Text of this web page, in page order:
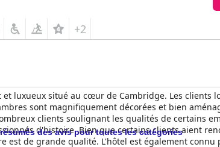
+2
luxueux situé au cœur de Cambridge. Les clients
sont magnifiquement décorées et bien
clients soulignant les qualités de certains
d'histoire. Bien que certains clients aient
de grande qualité. L'hôtel est également
des avis pour toutes les catégories